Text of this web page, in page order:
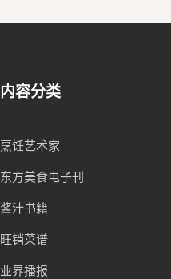
内容分类
烹饪艺术家
东方美食电子刊
酱汁书籍
旺销菜谱
业界播报